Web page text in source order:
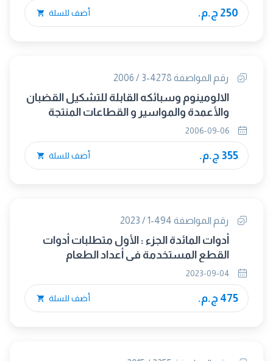
250 ج.م. أضف للسلة
رقم المواصفة 4278-3 / 2006
الالومينوم وسبائكه القابلة للتشكيل القضبان
والأعمدة والمواسير و القطاعات المنتجة
والأبعاد للقضبان الم
355 ج.م. أضف للسلة
رقم المواصفة 494-1 / 2023
أدوات المائدة الجزء : الأول متطلبات أدوات
القطع المستخدمة فى أعداد الطعام
475 ج.م. أضف للسلة